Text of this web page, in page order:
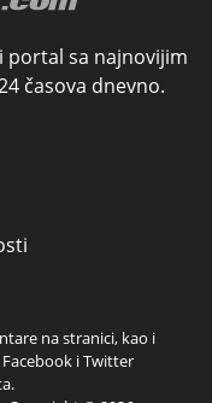
portal sa najnovijim
časova dnevno.
na stranici, kao i
i Twitter